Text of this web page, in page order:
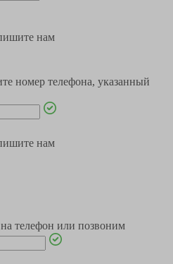
нам
номер телефона, указанный
нам
телефон или позвоним